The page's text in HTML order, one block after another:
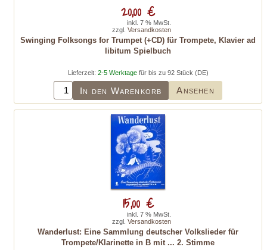
Swinging Folksongs for Trumpet (+CD) für Trompete, Klavier ad
libitum Spielbuch
Lieferzeit: 2-5 Werktagefür bis zu 92 Stück (DE)
In den Warenkorb Ansehen
20,00 €
inkl. 7 % MwSt.
zzgl. Versandkosten
Wanderlust: Eine Sammlung deutscher Volkslieder für
Trompete/Klarinette in B mit ... 2. Stimme
15,00 €
inkl. 7 % MwSt.
zzgl. Versandkosten